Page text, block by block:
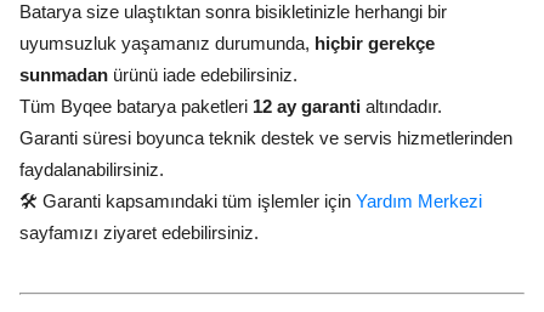
Batarya size ulaştıktan sonra bisikletinizle herhangi bir
uyumsuzluk yaşamanız durumunda, hiçbir gerekçe
sunmadan ürünü iade edebilirsiniz.
Tüm Byqee batarya paketleri 12 ay garanti altındadır.
Garanti süresi boyunca teknik destek ve servis hizmetlerinden
faydalanabilirsiniz.
🛠️ Garanti kapsamındaki tüm işlemler için Yardım Merkezi
sayfamızı ziyaret edebilirsiniz.